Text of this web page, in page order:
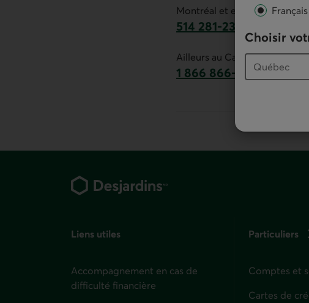
Français
Choisir
Montréal et environs :
514 281-2336
Ce lien lancera votre
Ailleurs au Canada :
1 866 866-7000
Liens utiles
Accompagnement en cas de
difficulté financière
Particuliers
Comptes et
Cartes de